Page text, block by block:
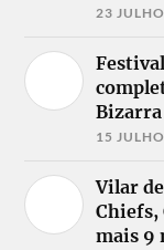
23
15
Vilar
Chiefs,
mais 9